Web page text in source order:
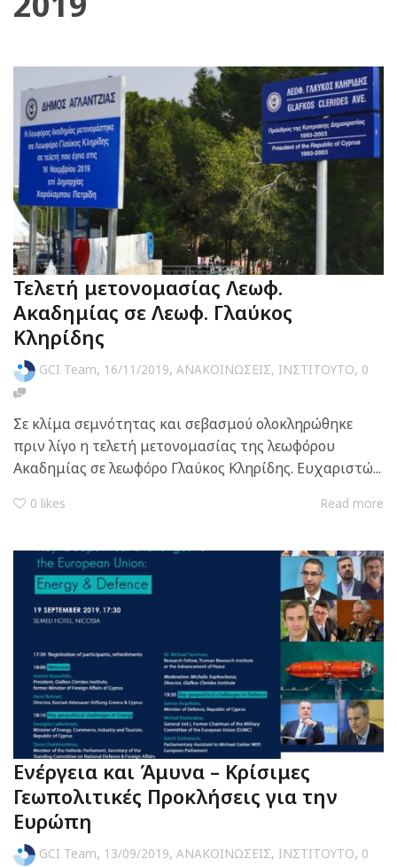
Τελετή μετονομασίας Λεωφ.
Ακαδημίας σε Λεωφ. Γλαύκος
Κληρίδης
GCI Team, 16/11/2019, ΑΝΑΚΟΙΝΩΣΕΙΣ, ΙΝΣΤΙΤΟΥΤΟ, 0
Σε κλίμα σεμνότητας και σεβασμού ολοκληρώθηκε
πριν λίγο η τελετή μετονομασίας της λεωφόρου
Ακαδημίας σε λεωφόρο Γλαύκος Κληρίδης. Ευχαριστώ...
0 likes Read more
Ενέργεια και Άμυνα – Κρίσιμες
Γεωπολιτικές Προκλήσεις για την
Ευρώπη
GCI Team, 13/09/2019, ΑΝΑΚΟΙΝΩΣΕΙΣ, ΙΝΣΤΙΤΟΥΤΟ, 0